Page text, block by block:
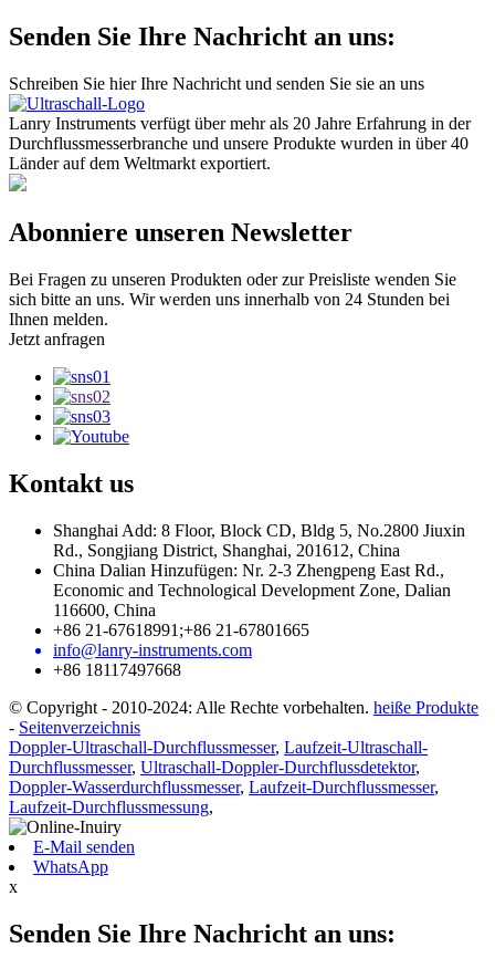
Senden Sie Ihre Nachricht an uns:
Schreiben Sie hier Ihre Nachricht und senden Sie sie an uns
Lanry Instruments verfügt über mehr als 20 Jahre Erfahrung in der
Durchflussmesserbranche und unsere Produkte wurden in über 40
Länder auf dem Weltmarkt exportiert.
Abonniere unseren Newsletter
Bei Fragen zu unseren Produkten oder zur Preisliste wenden Sie
sich bitte an uns. Wir werden uns innerhalb von 24 Stunden bei
Ihnen melden.
Jetzt anfragen
Kontakt us
Shanghai Add: 8 Floor, Block CD, Bldg 5, No.2800 Jiuxin
Rd., Songjiang District, Shanghai, 201612, China
China Dalian Hinzufügen: Nr. 2-3 Zhengpeng East Rd.,
Economic and Technological Development Zone, Dalian
116600, China
+86 21-67618991;+86 21-67801665
info@lanry-instruments.com
+86 18117497668
© Copyright - 2010-2024: Alle Rechte vorbehalten. heiße Produkte
- Seitenverzeichnis
Doppler-Ultraschall-Durchflussmesser, Laufzeit-Ultraschall-
Durchflussmesser, Ultraschall-Doppler-Durchflussdetektor,
Doppler-Wasserdurchflussmesser, Laufzeit-Durchflussmesser,
Laufzeit-Durchflussmessung,
E-Mail senden
WhatsApp
x
Senden Sie Ihre Nachricht an uns: